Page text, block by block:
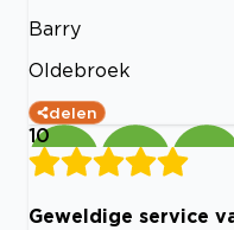
Barry
Oldebroek
delen
10
Geweldige service